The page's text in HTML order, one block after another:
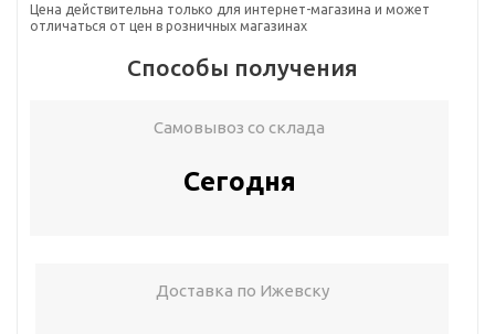
Цена действительна только для интернет-магазина и может
отличаться от цен в розничных магазинах
Способы получения
Самовывоз со склада
Сегодня
Доставка по Ижевску